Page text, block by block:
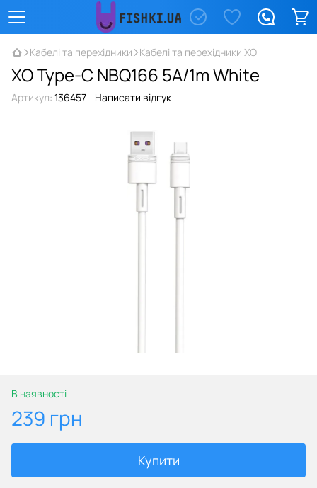
Кабелі та перехідники Кабелі та перехідники XO
XO Type-C NBQ166 5A/1m White
Артикул: 136457 Написати відгук
В наявності
239 грн
Купити